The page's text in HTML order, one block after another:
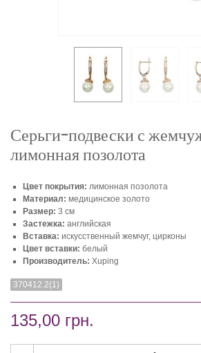
Серьги-подвески с
лимонная позолота
Цвет покрытия: лимонная позолота
Материал: медицинское золото
Размер: 3 см
Застежка: английская
Вставка: искусственный жемчуг, цирконы
Цвет вставки: белый
Производитель: Xuping
370412.2(1)
135,00 грн.